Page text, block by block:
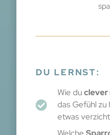
DU LERNST:
Wie duclever
das Gefühl zu
etwas